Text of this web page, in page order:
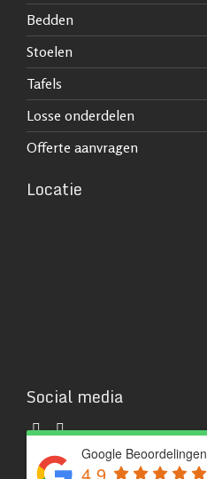
Bedden
Stoelen
Tafels
Losse onderdelen
Offerte aanvragen
Locatie
Social media
Google Beoordelingen